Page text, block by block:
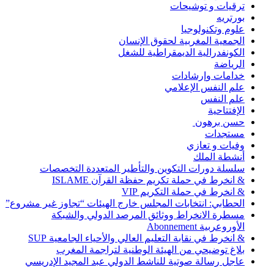
ترقيات و توشيحات
بورتريه
علوم وتكنولوجيا
الجمعية المغربية لحقوق الإنسان
الكونفدرالية الديمقراطية للشغل
الرياضة
خدامات وإرشادات
علم النفس الإعلامي
علم النفس
الإفتتاحية
حسن برهون
مستجدات
وفيات و تعازي
أنشطة الملك
سلسلة دورات التكوين والتأطير المتعددة التخصصات
& انخرط في حملة تكريم حفظة القرآن ISLAME
& انخرط في حملة التكريم VIP
الحطابي: انتخابات المجلس خارج الهيئات “تجاوز غير مشروع”
مسطرة الانخراط ووثائق المرصد الدولي والشبكة
الأوروعربية Abonnement
& انخرط في نقابة التعليم العالي والأحياء الجامعية SUP
بلاغ توضيحي من الهيئة الوطنية لتراجمة المغرب
عاجل رسالة صوتية للناشط الدولي عبد المجيد الإدريسي